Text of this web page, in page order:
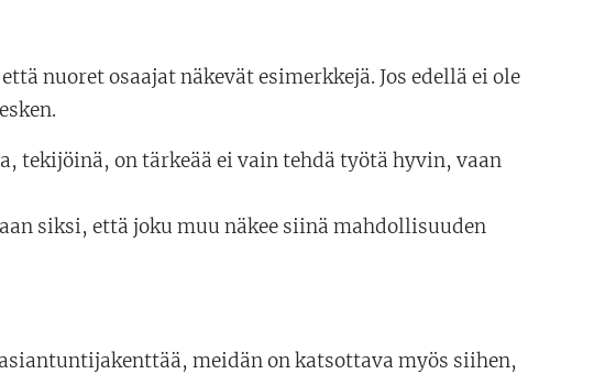
nuoret osaajat näkevät esimerkkejä. Jos edellä ei ole
on tärkeää ei vain tehdä työtä hyvin, vaan
siksi, että joku muu näkee siinä mahdollisuuden
meidän on katsottava myös siihen,